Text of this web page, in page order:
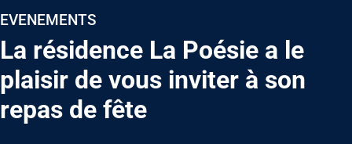
EVENEMENTS
La résidence La Poésie a le
plaisir de vous inviter à son
repas de fête